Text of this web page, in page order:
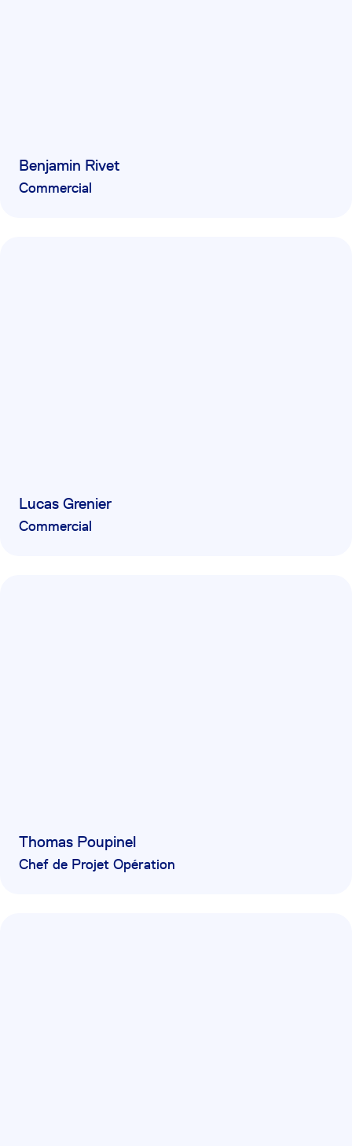
Benjamin Rivet
Commercial
Lucas Grenier
Commercial
Thomas Poupinel
Chef de Projet Opération